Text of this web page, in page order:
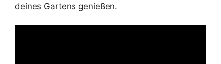
deines Gartens genießen.